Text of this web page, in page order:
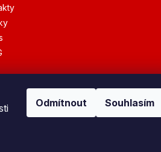
Odmítnout Souhlasím